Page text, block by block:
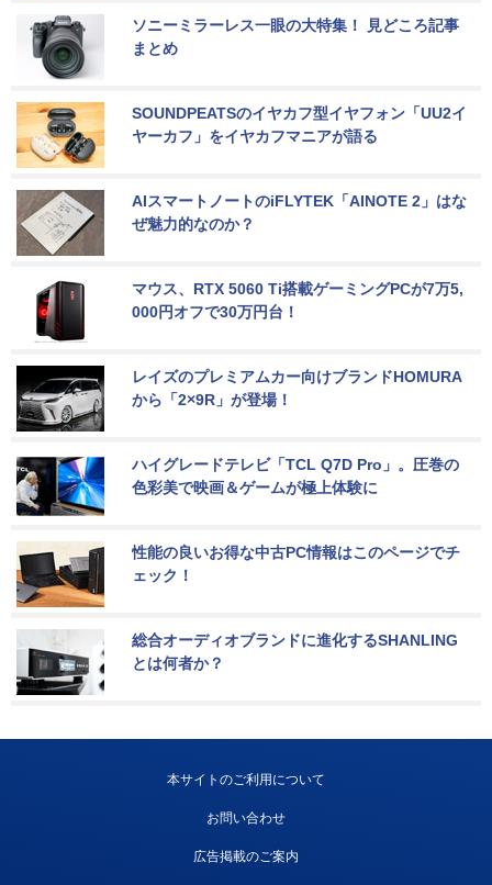
ソニーミラーレス一眼の大特集！ 見どころ記事
まとめ
SOUNDPEATSのイヤカフ型イヤフォン「UU2イ
ヤーカフ」をイヤカフマニアが語る
AIスマートノートのiFLYTEK「AINOTE 2」はな
ぜ魅力的なのか？
マウス、RTX 5060 Ti搭載ゲーミングPCが7万5,
000円オフで30万円台！
レイズのプレミアムカー向けブランドHOMURA
から「2×9R」が登場！
ハイグレードテレビ「TCL Q7D Pro」。圧巻の
色彩美で映画＆ゲームが極上体験に
性能の良いお得な中古PC情報はこのページでチ
ェック！
総合オーディオブランドに進化するSHANLING
とは何者か？
本サイトのご利用について
お問い合わせ
広告掲載のご案内